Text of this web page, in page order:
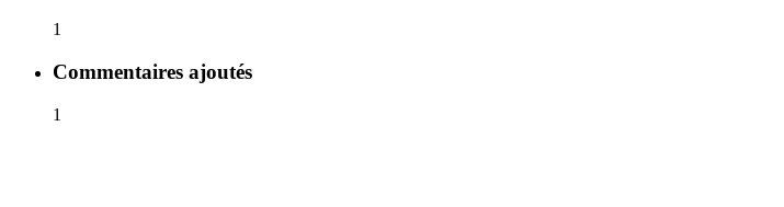
1
Commentaires ajoutés
1